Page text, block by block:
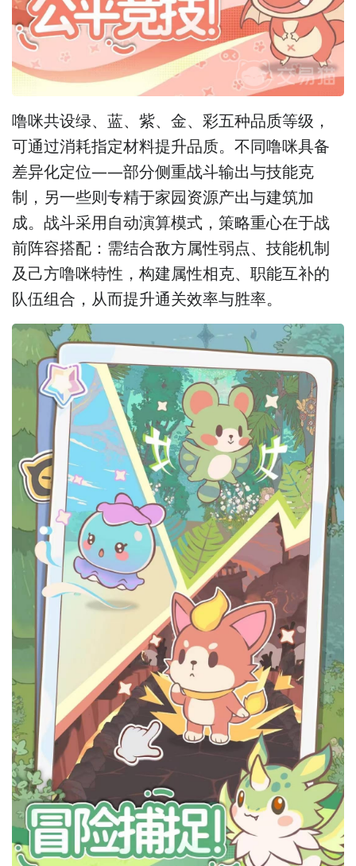
噜咪共设绿、蓝、紫、金、彩五种品质等级，
可通过消耗指定材料提升品质。不同噜咪具备
差异化定位——部分侧重战斗输出与技能克
制，另一些则专精于家园资源产出与建筑加
成。战斗采用自动演算模式，策略重心在于战
前阵容搭配：需结合敌方属性弱点、技能机制
及己方噜咪特性，构建属性相克、职能互补的
队伍组合，从而提升通关效率与胜率。